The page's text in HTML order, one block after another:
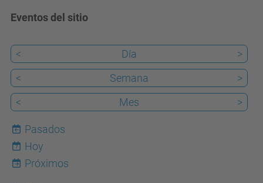
Eventos del sitio
< Día
>
<
Semana
>
<
Mes >
Pasados
7
Hoy
Próximos